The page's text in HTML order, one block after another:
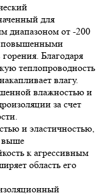
для
диапазоном от -200
повышенными
Благодаря
теплопроводность
влагу.
влажностью и
за счет
и эластичностью,
выше
к агрессивным
область его